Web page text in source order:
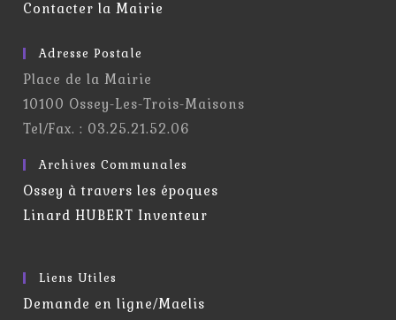
Contacter la Mairie
Adresse Postale
Place de la Mairie
10100 Ossey-Les-Trois-Maisons
Tel/Fax. : 03.25.21.52.06
Archives Communales
Ossey à travers les époques
Linard HUBERT Inventeur
Liens Utiles
Demande en ligne/Maelis